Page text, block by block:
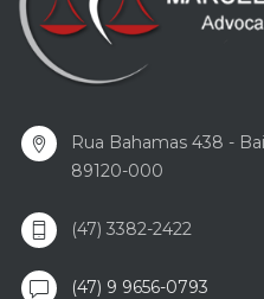
Rua Bahamas 438 -
89120-000
(47) 3382-2422
(47) 9 9656-0793